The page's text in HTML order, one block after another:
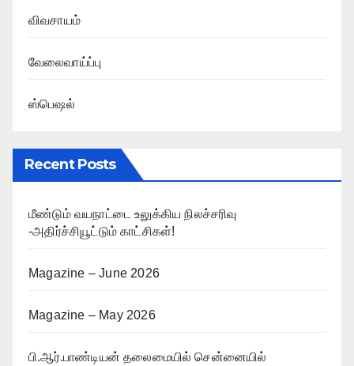
விவசாயம்
வேலைவாய்ப்பு
ஸ்பெஷல்
Recent Posts
மீண்டும் வயநாட்டை உலுக்கிய நிலச்சரிவு
-அதிர்ச்சியூட்டும் காட்சிகள்!
Magazine – June 2026
Magazine – May 2026
பி.ஆர்.பாண்டியன் தலைமையில் சென்னையில்